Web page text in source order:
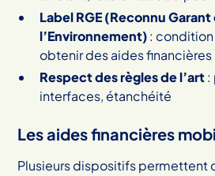
Label RGE (Reconnu Garant
l’Environnement):
obtenir des aides financières
Respect des règles de l’art:
interfaces, étanchéité
Les aides financières
Plusieurs dispositifs permettent